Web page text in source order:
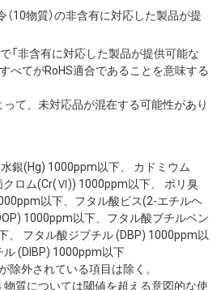
（10物質）の非含有に対応した製品が提
「非含有に対応した製品が提供可能な
べてがRoHS適合であることを意味する
て、未対応品が混在する可能性があり
銀(Hg) 1000ppm以下、 カドミウム
クロム(Cr(Ⅵ)) 1000ppm以下、 ポリ臭
以下、フタル酸ビス(2-エチルヘ
1000ppm以下、フタル酸ブチルベン
、 フタル酸ジブチル (DBP) 1000ppm以
(DIBP) 1000ppm以下
除外されている項目は除く。
質については閾値を超える意図的な使